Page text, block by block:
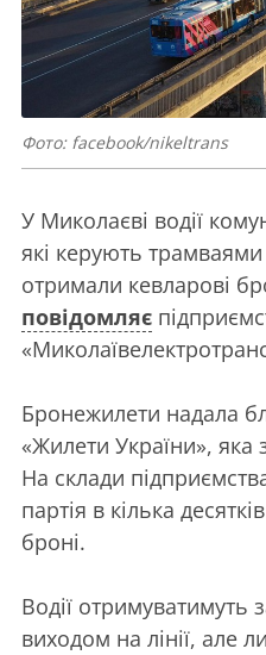
Фото: facebook/nikeltrans
У Миколаєві водії
які керують
отримали кевларові
повідомляє
Бронежилети надала
«Жилети України», яка
На склади
партія в кілька
броні.
Водії отримуватимуть
виходом на лінії, але